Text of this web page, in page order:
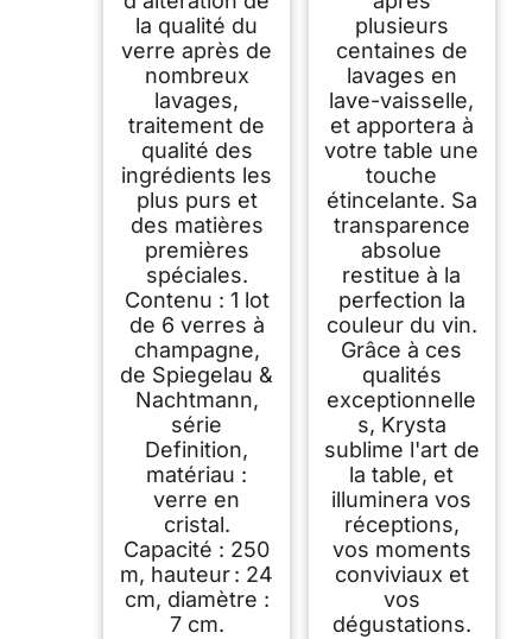
la qualité du
verre après de
nombreux
lavages,
traitement de
qualité des
ingrédients les
plus purs et
des matières
premières
spéciales.
Contenu : 1 lot
de 6 verres à
champagne,
de Spiegelau &
Nachtmann,
série
Definition,
matériau :
verre en
cristal.
Capacité : 250
m, hauteur : 24
cm, diamètre :
7 cm.
plusieurs
centaines de
lavages en
lave-vaisselle,
et apportera à
votre table une
touche
étincelante. Sa
transparence
absolue
restitue à la
perfection la
couleur du vin.
Grâce à ces
qualités
exceptionnelle
s, Krysta
sublime l'art de
la table, et
illuminera vos
réceptions,
vos moments
conviviaux et
vos
dégustations.